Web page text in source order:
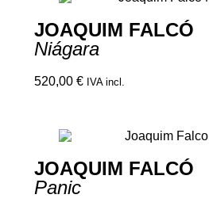
JOAQUIM FALCÓ
Niágara
520,00 € IVA incl.
JOAQUIM FALCÓ
Panic